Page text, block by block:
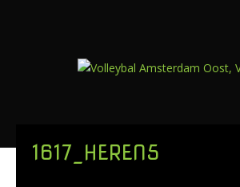
1617_HEREN5